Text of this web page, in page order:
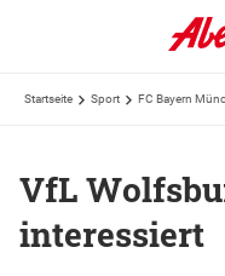
Startseite Sport FC Bayern
VfL
interessiert